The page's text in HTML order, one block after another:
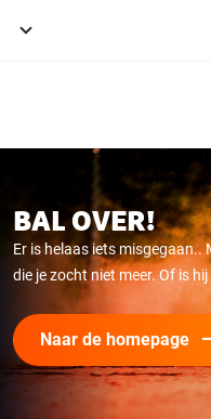
BAL OVER!
Er is helaas iets misgegaan..
die je zocht niet meer. Of is
Naar de homepage